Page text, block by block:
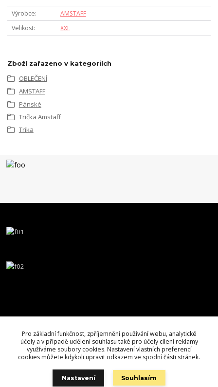
Výrobce
AMSTAFF
Velikost
XXL
Zboží zařazeno v kategoriích
OBLEČENÍ
AMSTAFF
Pánské
Trička Amstaff
Trika
Pro základní funkčnost, zpříjemnění používání webu, analytické
účely a v případě udělení souhlasu také pro účely cílení reklamy
využíváme soubory cookies. Nastavení vlastních preferencí
cookies můžete kdykoli upravit odkazem ve spodní části stránek.
Nastavení Souhlasím